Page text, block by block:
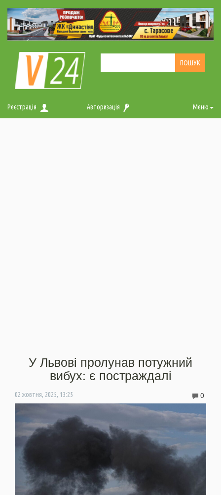
Реєстрація Авторизація Меню
У Львові пролунав потужний
вибух: є постраждалі
02 жовтня, 2025, 13:25 0